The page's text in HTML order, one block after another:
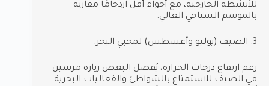
للأنشطة الخارجية، مع أجواء أقل ازدحامًا مقارنة
بالموسم السياحي العالي.
3. الصيف (يوليو وأغسطس) لمحبي البحر:
رغم ارتفاع درجات الحرارة، يُفضل البعض زيارة مرسين
في الصيف للاستمتاع بالشواطئ والفعاليات البحرية.